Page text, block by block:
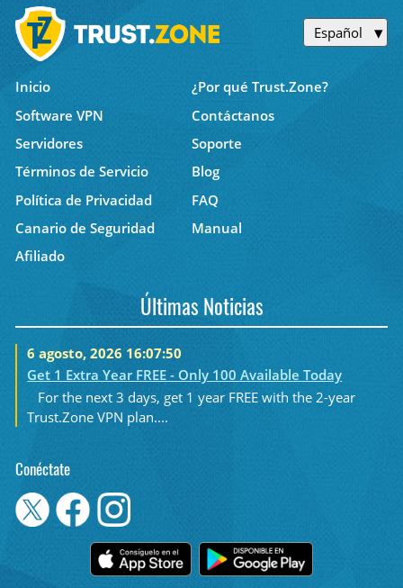
Español
Inicio
¿Por qué Trust.Zone?
Software VPN
Contáctanos
Servidores
Soporte
Términos de Servicio
Blog
Política de Privacidad
FAQ
Canario de Seguridad
Manual
Afiliado
Últimas Noticias
6 agosto, 2026 16:07:50
Get 1 Extra Year FREE - Only 100 Available Today
For the next 3 days, get 1 year FREE with the 2-year
Trust.Zone VPN plan....
Conéctate